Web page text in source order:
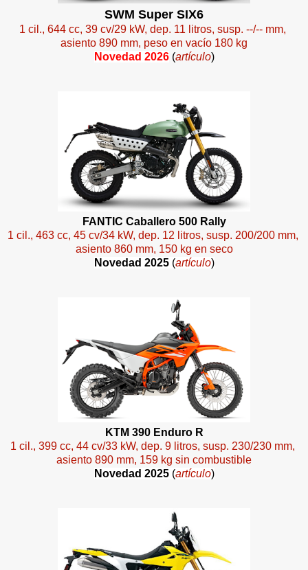
SWM Super SIX6
1 cil., 644 cc, 39 cv/29 kW, dep. 11 litros, susp. --/-- mm,
asiento 890 mm, peso en vacío 180 kg
Novedad 2026(artículo)
FANTIC Caballero 500 Rally
1 cil., 463 cc, 45 cv/34 kW, dep. 12 litros, susp. 200/200 mm,
asiento 860 mm, 150 kg en seco
Novedad 2025 (artículo)
KTM 390 Enduro R
1 cil., 399 cc, 44 cv/33 kW, dep. 9 litros, susp. 230/230 mm,
asiento 890 mm, 159 kg sin combustible
Novedad 2025 (artículo)